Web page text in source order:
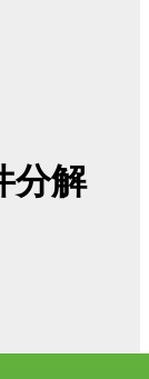
分解